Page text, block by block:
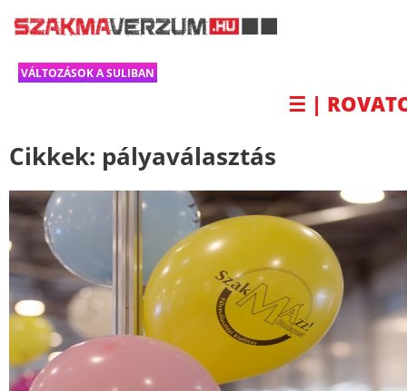
VÁLTOZÁSOK A SULIBAN
☰ |
Cikkek: pályaválasztás